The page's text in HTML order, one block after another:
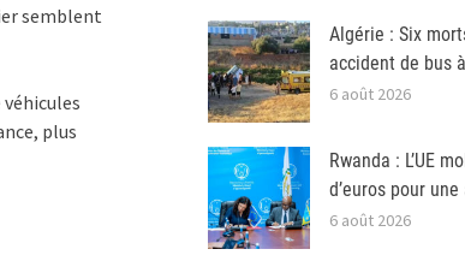
semblent
plus
Algérie : Six
accident de bus
6 août 2026
Rwanda : L’UE
d’euros pour
6 août 2026